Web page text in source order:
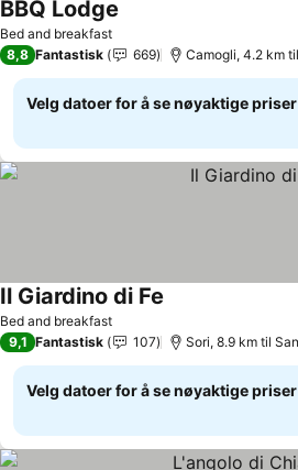
Bed and breakfast
BBQ Lodge
8,8 Fantastisk 669 Camogli, 4.2 km
Velg datoer for å se nøyaktige priser
Bed and breakfast
Il Giardino di Fe
9,1 Fantastisk 107 Sori, 8.9 km til
Velg datoer for å se nøyaktige priser